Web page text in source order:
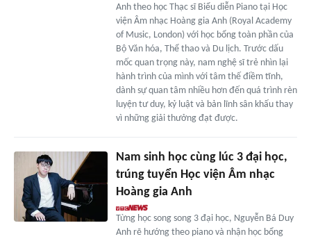
Anh theo học Thạc sĩ Biểu diễn Piano tại Học
viện Âm nhạc Hoàng gia Anh (Royal Academy
of Music, London) với học bổng toàn phần của
Bộ Văn hóa, Thể thao và Du lịch. Trước dấu
mốc quan trọng này, nam nghệ sĩ trẻ nhìn lại
hành trình của mình với tâm thế điềm tĩnh,
dành sự quan tâm nhiều hơn đến quá trình rèn
luyện tư duy, kỷ luật và bản lĩnh sân khấu thay
vì những giải thưởng đạt được.
Nam sinh học cùng lúc 3 đại học,
trúng tuyển Học viện Âm nhạc
Hoàng gia Anh
Từng học song song 3 đại học, Nguyễn Bá Duy
Anh rẽ hướng theo piano và nhận học bổng